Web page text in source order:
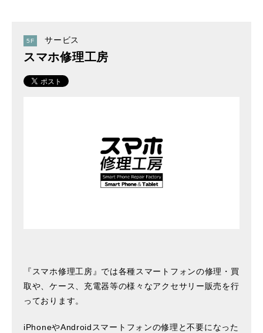
5F サービス
スマホ修理工房
『スマホ修理工房』では各種スマートフォンの修理・買
取や、ケース、充電器等の様々なアクセサリー販売を行
っております。
iPhoneやAndroidスマートフォンの修理と不要になった